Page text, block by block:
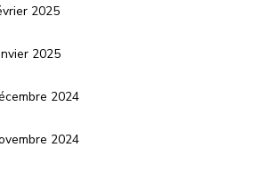
2025
2025
2024
2024